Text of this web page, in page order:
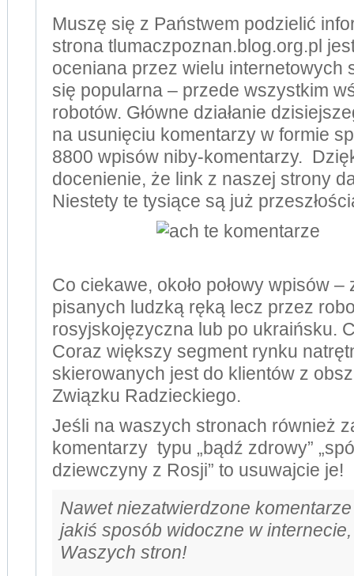
Muszę się z Państwem podzielić
strona tlumaczpoznan.blog.org.pl
oceniana przez wielu internetowych
się popularna – przede wszystkim
robotów. Główne działanie
na usunięciu komentarzy w formie
8800 wpisów niby-komentarzy.
docenienie, że link z naszej strony
Niestety te tysiące są już
Co ciekawe, około połowy wpisów –
pisanych ludzką ręką lecz przez
rosyjskojęzyczna lub po ukraińsku.
Coraz większy segment rynku
skierowanych jest do klientów z
Związku Radzieckiego.
Jeśli na waszych stronach również
komentarzy typu „bądź zdrowy”
dziewczyny z Rosji” to usuwajcie je!
Nawet niezatwierdzone
jakiś sposób widoczne w
Waszych stron!